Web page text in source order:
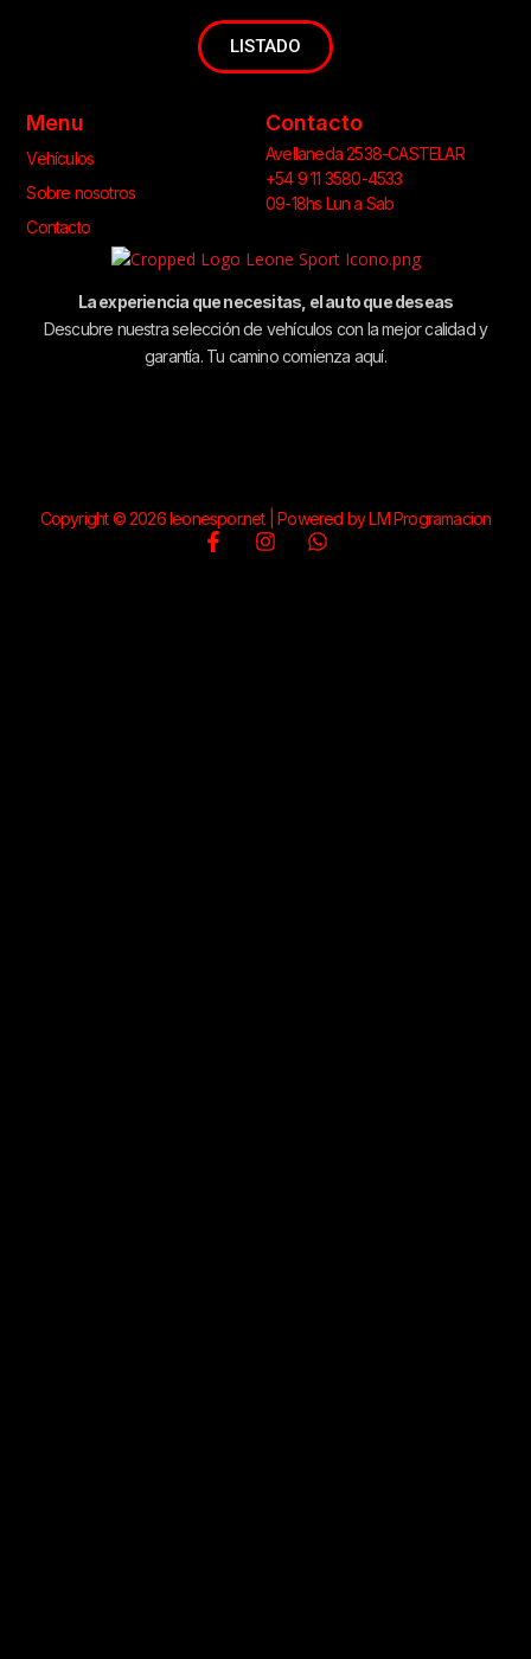
LISTADO
Menu
Vehículos
Sobre nosotros
Contacto
Contacto
Avellaneda 2538-CASTELAR
+54 9 11 3580-4533
09-18hs Lun a Sab
La experiencia que necesitas, el auto que deseas
Descubre nuestra selección de vehículos con la mejor calidad y
garantía. Tu camino comienza aquí.
Copyright © 2026 leonespor.net | Powered by LM Programacion